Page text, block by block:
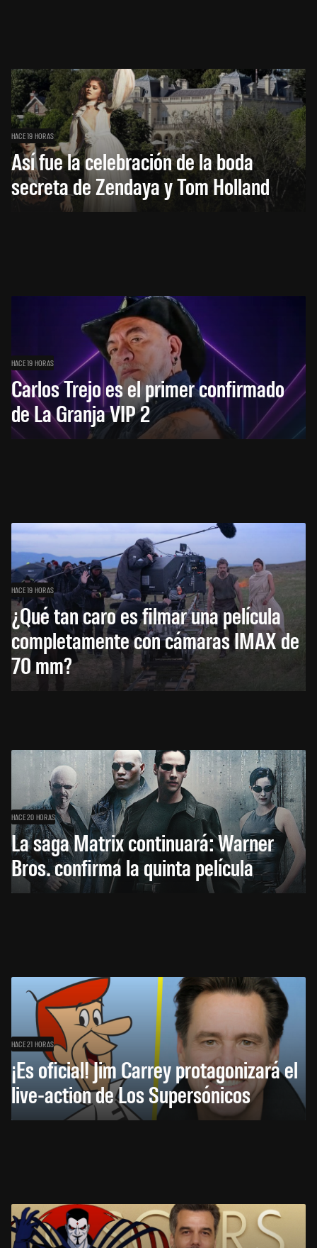
HACE 19 HORAS
Así fue la celebración de la boda
secreta de Zendaya y Tom Holland
HACE 19 HORAS
Carlos Trejo es el primer confirmado
de La Granja VIP 2
HACE 19 HORAS
¿Qué tan caro es filmar una película
completamente con cámaras IMAX de
70 mm?
HACE 20 HORAS
La saga Matrix continuará: Warner
Bros. confirma la quinta película
HACE 21 HORAS
¡Es oficial! Jim Carrey protagonizará el
live-action de Los Supersónicos